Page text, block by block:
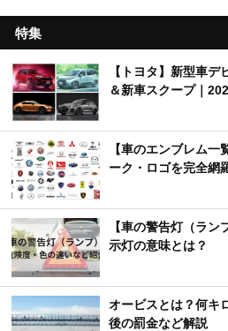
特集
【トヨタ】新型車
＆新車スクープ｜
【車のエンブレム
ーク・ロゴを完全網
【車の警告灯（ラ
示灯の意味とは？
オービスとは？何キ
後の罰金など解説